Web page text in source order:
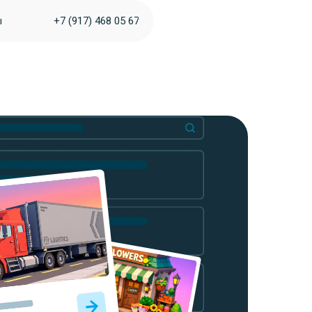
+7 (917) 468 05 67